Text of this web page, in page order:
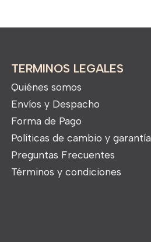
TERMINOS LEGALES
Quiénes somos
Envíos y Despacho
Forma de Pago
Políticas de cambio y garantía
Preguntas Frecuentes
Términos y condiciones